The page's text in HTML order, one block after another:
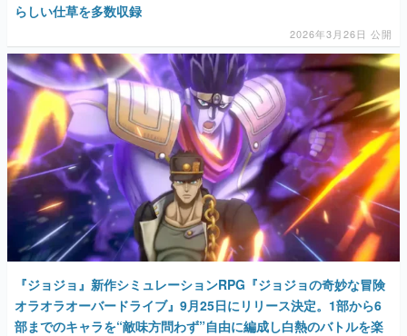
らしい仕草を多数収録
2026年3月26日 公開
『ジョジョ』新作シミュレーションRPG『ジョジョの奇妙な冒険
オラオラオーバードライブ』9月25日にリリース決定。1部から6
部までのキャラを“敵味方問わず”自由に編成し白熱のバトルを楽